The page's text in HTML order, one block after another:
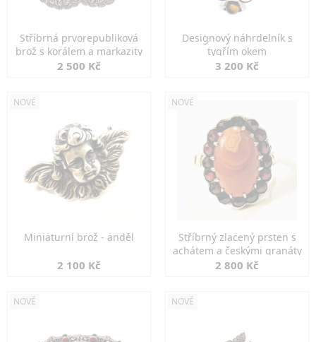
Stříbrná prvorepubliková
brož s korálem a markazity
2 500 Kč
Designový náhrdelník s
tygřím okem
3 200 Kč
NOVÉ
Miniaturní brož - anděl
2 100 Kč
NOVÉ
Stříbrný zlacený prsten s
achátem a českými granáty
2 800 Kč
NOVÉ NOVÉ